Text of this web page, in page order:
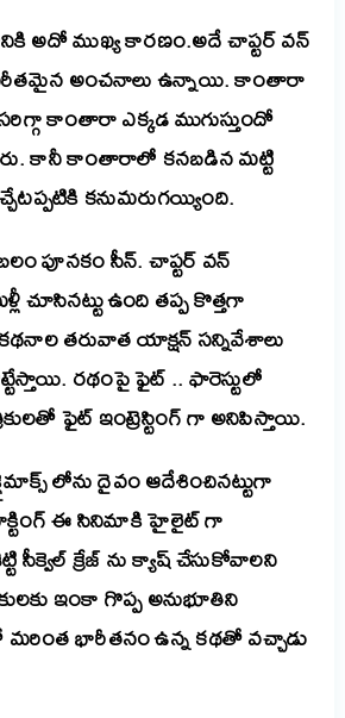
ముఖ్య కారణం.అదే చాప్టర్ వన్
అంచనాలు ఉన్నాయి.కాంతారా
కాంతారా ఎక్కడ ముగుస్తుందో
కానీ కాంతారాలో కనబడిన మట్టి
కనుమరుగయ్యింది.
పూనకం సీన్. చాప్టర్ వన్
చూసినట్టు ఉంది తప్ప కొత్తగా
తరువాత యాక్షన్ సన్నివేశాలు
రథంపై ఫైట్ .. ఫారెస్టులో
ఫైట్ ఇంట్రెస్టింగ్ గా అనిపిస్తాయి.
లోను దైవం ఆదేశించినట్టుగా
ఈ సినిమాకి హైలైట్ గా
సీక్వెల్ క్రేజ్ ను క్యాష్ చేసుకోవాలని
ఇంకా గొప్ప అనుభూతిని
భారీతనం ఉన్న కథతో వచ్చాడు